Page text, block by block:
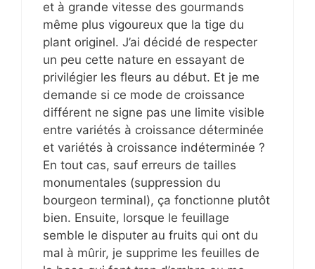
et à grande vitesse des gourmands
même plus vigoureux que la tige du
plant originel. J’ai décidé de respecter
un peu cette nature en essayant de
privilégier les fleurs au début. Et je me
demande si ce mode de croissance
différent ne signe pas une limite visible
entre variétés à croissance déterminée
et variétés à croissance indéterminée ?
En tout cas, sauf erreurs de tailles
monumentales (suppression du
bourgeon terminal), ça fonctionne plutôt
bien. Ensuite, lorsque le feuillage
semble le disputer au fruits qui ont du
mal à mûrir, je supprime les feuilles de